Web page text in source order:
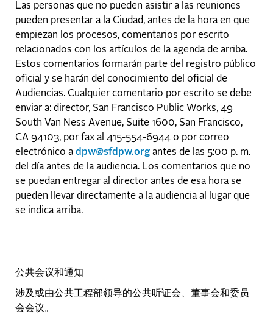
Las personas que no pueden asistir a las reuniones
pueden presentar a la Ciudad, antes de la hora en que
empiezan los procesos, comentarios por escrito
relacionados con los artículos de la agenda de arriba.
Estos comentarios formarán parte del registro público
oficial y se harán del conocimiento del oficial de
Audiencias. Cualquier comentario por escrito se debe
enviar a: director, San Francisco Public Works, 49
South Van Ness Avenue, Suite 1600, San Francisco,
CA 94103, por fax al 415-554-6944 o por correo
electrónico a dpw@sfdpw.org antes de las 5:00 p. m.
del día antes de la audiencia. Los comentarios que no
se puedan entregar al director antes de esa hora se
pueden llevar directamente a la audiencia al lugar que
se indica arriba.
公共会议和通知
涉及或由公共工程部领导的公共听证会、董事会和委员
会会议。